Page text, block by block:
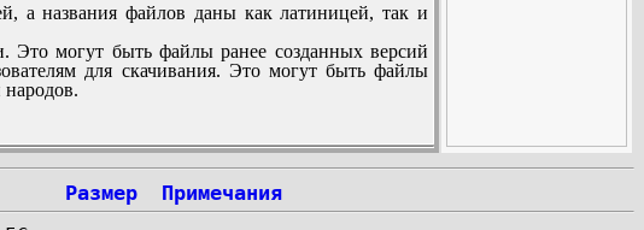
а названия файлов даны как латиницей, так и
могут быть файлы ранее созданных версий
для скачивания. Это могут быть файлы
народов.
:
Размер
Примечания